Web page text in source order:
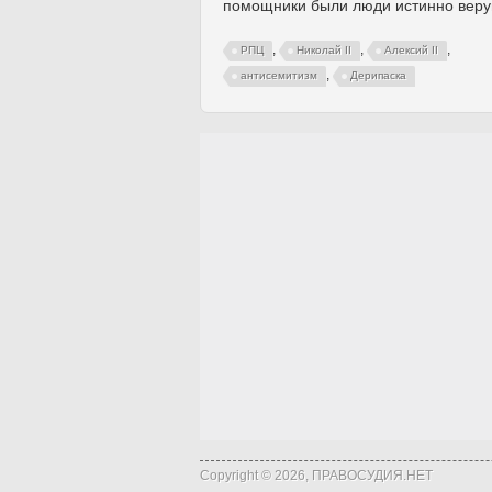
помощники были люди истинно
РПЦ , Николай II , Алексий II ,
антисемитизм , Дерипаска
Copyright © 2026, ПРАВОСУДИЯ.НЕТ